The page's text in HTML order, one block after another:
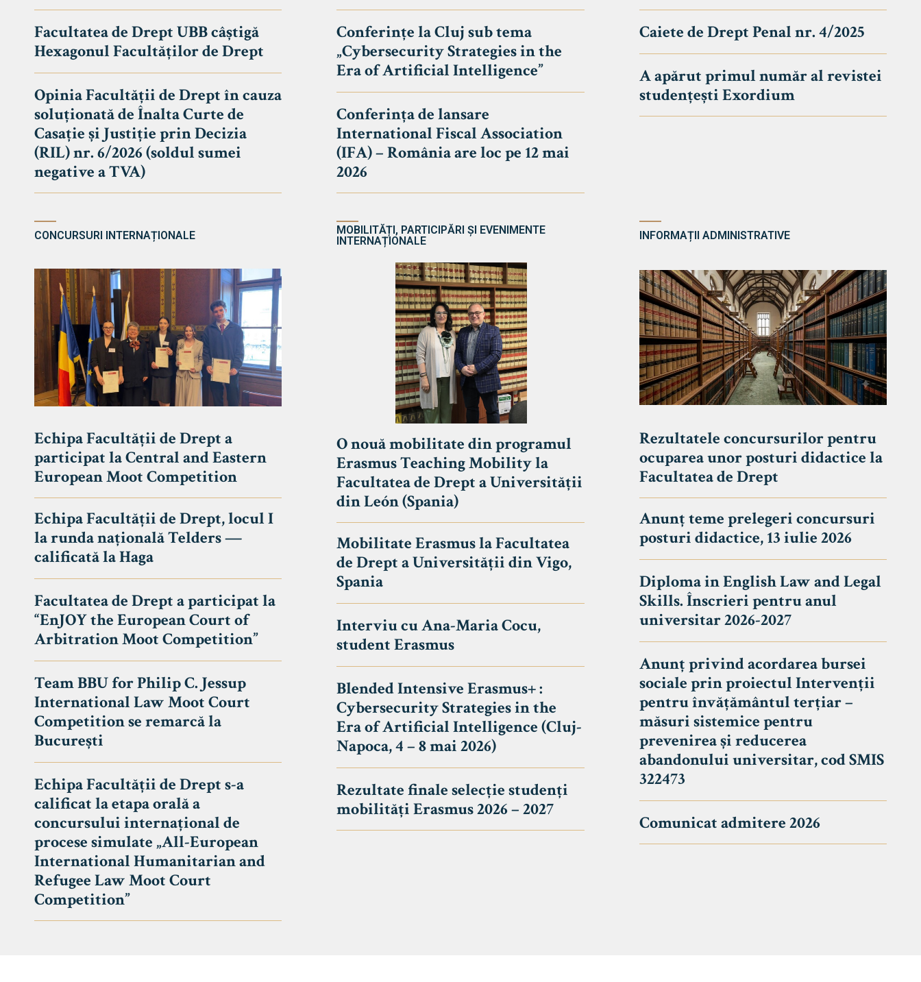
UNIVERSITATEA BABEȘ - BOLYAI
FACULTATEA
DE DREPT
Studii
Admitere
Erasmus & Internațional
Echipa Facultății
Bibliotecă & Reviste
Contact
Facultatea de Drept UBB câștigă
Hexagonul Facultăților de Drept
Opinia Facultății de Drept în cauza
soluționată de Înalta Curte de
Casație și Justiție prin Decizia
(RIL) nr. 6/2026 (soldul sumei
negative a TVA)
Conferințe la Cluj sub tema
„Cybersecurity Strategies in the
Era of Artificial Intelligence”
Conferința de lansare
International Fiscal Association
(IFA) – România are loc pe 12 mai
2026
Caiete de Drept Penal nr. 4/2025
A apărut primul număr al revistei
studențești Exordium
CONCURSURI INTERNAȚIONALE
Echipa Facultății de Drept a
participat la Central and Eastern
European Moot Competition
Echipa Facultății de Drept, locul I
la runda națională Telders —
calificată la Haga
Facultatea de Drept a participat la
“EnJOY the European Court of
Arbitration Moot Competition”
Team BBU for Philip C. Jessup
International Law Moot Court
Competition se remarcă la
București
Echipa Facultății de Drept s-a
calificat la etapa orală a
concursului internațional de
procese simulate „All-European
International Humanitarian and
Refugee Law Moot Court
Competition”
MOBILITĂȚI, PARTICIPĂRI ȘI EVENIMENTE
INTERNAȚIONALE
O nouă mobilitate din programul
Erasmus Teaching Mobility la
Facultatea de Drept a Universității
din León (Spania)
Mobilitate Erasmus la Facultatea
de Drept a Universității din Vigo,
Spania
Interviu cu Ana-Maria Cocu,
student Erasmus
Blended Intensive Erasmus+ :
Cybersecurity Strategies in the
Era of Artificial Intelligence (Cluj-
Napoca, 4 – 8 mai 2026)
Rezultate finale selecție studenți
mobilități Erasmus 2026 – 2027
INFORMAȚII ADMINISTRATIVE
Rezultatele concursurilor pentru
ocuparea unor posturi didactice la
Facultatea de Drept
Anunț teme prelegeri concursuri
posturi didactice, 13 iulie 2026
Diploma in English Law and Legal
Skills. Înscrieri pentru anul
universitar 2026-2027
Anunț privind acordarea bursei
sociale prin proiectul Intervenții
pentru învățământul terțiar –
măsuri sistemice pentru
prevenirea și reducerea
abandonului universitar, cod SMIS
322473
Comunicat admitere 2026